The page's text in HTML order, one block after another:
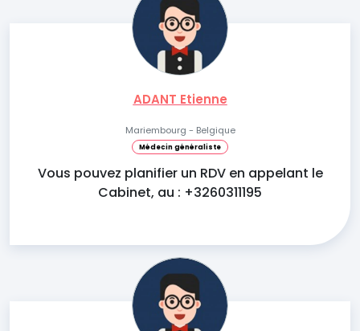
ADANT Etienne
Mariembourg - Belgique
Médecin généraliste
Vous pouvez planifier un RDV en appelant le
Cabinet, au : +3260311195